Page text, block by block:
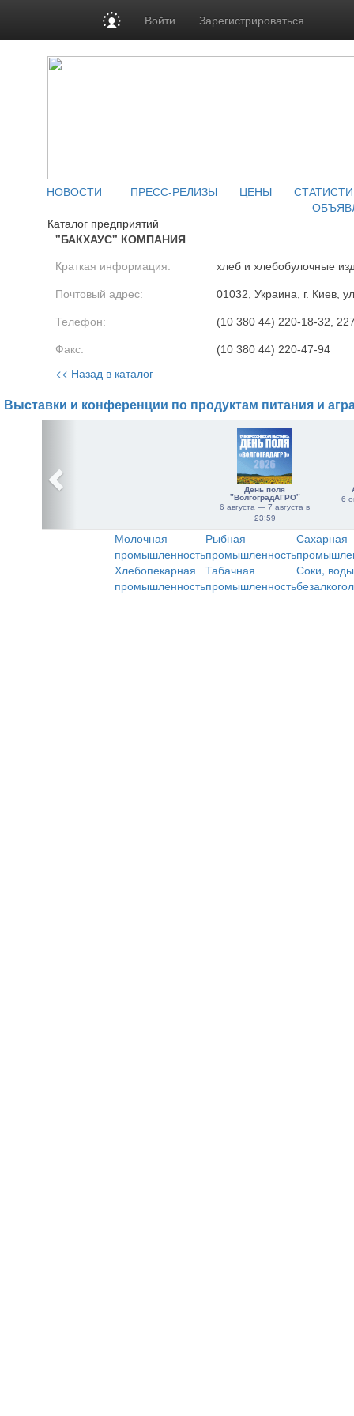
Войти Зарегистрироваться
НОВОСТИ ПРЕСС-РЕЛИЗЫ ЦЕНЫ
Каталог предприятий
"БАКХАУС" КОМПАНИЯ
Краткая информация: хлеб и хлебобулочные
Почтовый адрес: 01032, Украина, г. Киев,
Телефон: (10 380 44) 220-18-32,
Факс: (10 380 44) 220-47-94
<< Назад в каталог
Выставки и конференции по продуктам питания и
День поля
"ВолгоградАГРО"
6 августа — 7 августа в
23:59
6
Молочная
промышленность
Рыбная
промышленность
Сахарная
Хлебопекарная
промышленность
Табачная
промышленность
Соки,